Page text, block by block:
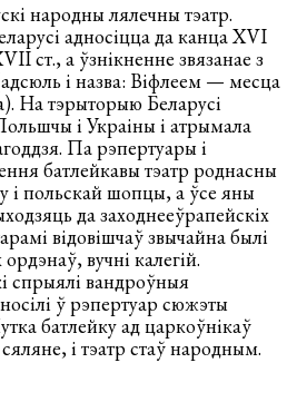
народны лялечны тэатр.
адносіцца да канца XVI
ст., а ўзнікненне звязанае з
і назва: Віфлеем — месца
На тэрыторыю Беларусі
і Украіны і атрымала
Па рэпертуары і
батлейкавы тэатр роднасны
і польскай шопцы, а ўсе яны
да заходнееўрапейскіх
відовішчаў звычайна былі
ордэнаў, вучні калегій.
спрыялі вандроўныя
ў рэпертуар сюжэты
батлейку ад царкоўнікаў
і тэатр стаў народным.